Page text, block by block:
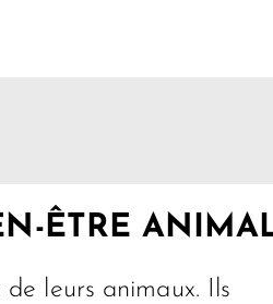
ÊTRE
leurs animaux. Ils